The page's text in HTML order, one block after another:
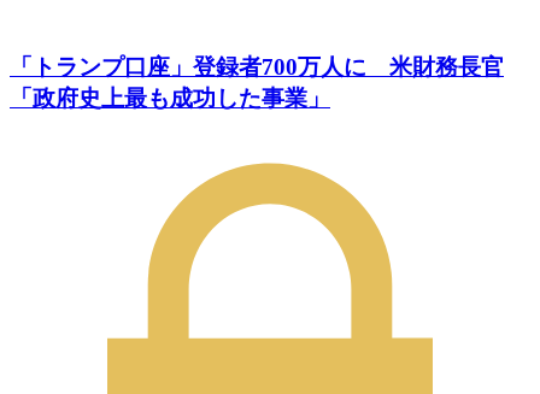
「トランプ口座」登録者700万人に 米財務長官
「政府史上最も成功した事業」